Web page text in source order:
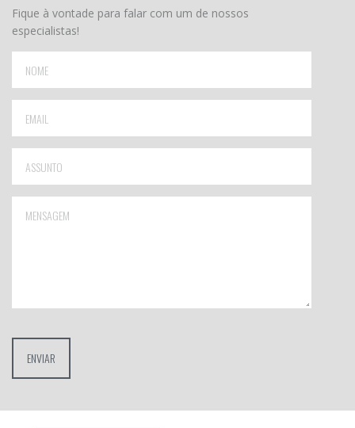
Fique à vontade para falar com um de nossos
especialistas!